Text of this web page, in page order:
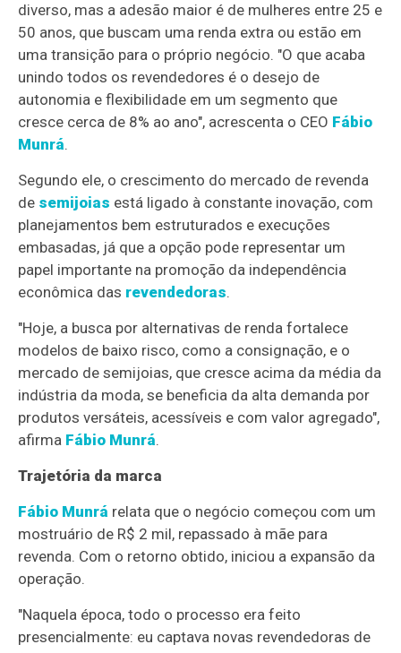
diverso, mas a adesão maior é de mulheres entre 25 e
50 anos, que buscam uma renda extra ou estão em
uma transição para o próprio negócio. "O que acaba
unindo todos os revendedores é o desejo de
autonomia e flexibilidade em um segmento que
cresce cerca de 8% ao ano", acrescenta o CEO Fábio
Munrá.
Segundo ele, o crescimento do mercado de revenda
de semijoias está ligado à constante inovação, com
planejamentos bem estruturados e execuções
embasadas, já que a opção pode representar um
papel importante na promoção da independência
econômica das revendedoras.
"Hoje, a busca por alternativas de renda fortalece
modelos de baixo risco, como a consignação, e o
mercado de semijoias, que cresce acima da média da
indústria da moda, se beneficia da alta demanda por
produtos versáteis, acessíveis e com valor agregado",
afirma Fábio Munrá.
Trajetória da marca
Fábio Munrá relata que o negócio começou com um
mostruário de R$ 2 mil, repassado à mãe para
revenda. Com o retorno obtido, iniciou a expansão da
operação.
"Naquela época, todo o processo era feito
presencialmente: eu captava novas revendedoras de